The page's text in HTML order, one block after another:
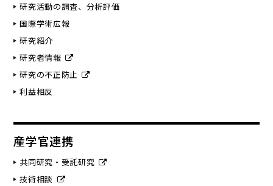
研究活動の調査、分析評価
国際学術広報
研究紹介
研究者情報
研究の不正防止
利益相反
産学官連携
共同研究・受託研究
技術相談